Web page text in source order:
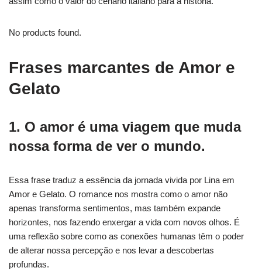
No products found.
Frases marcantes de Amor e
Gelato
1. O amor é uma viagem que muda
nossa forma de ver o mundo.
Essa frase traduz a essência da jornada vivida por Lina em
Amor e Gelato. O romance nos mostra como o amor não
apenas transforma sentimentos, mas também expande
horizontes, nos fazendo enxergar a vida com novos olhos. É
uma reflexão sobre como as conexões humanas têm o poder
de alterar nossa percepção e nos levar a descobertas
profundas.